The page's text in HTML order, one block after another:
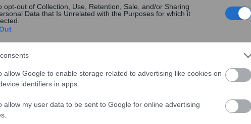
opt-out of Collection, Use, Retention, Sale, and/or Sharing
Data that Is Unrelated with the Purposes for which it
allow Google to enable storage related to advertising like cookies on
identifiers in apps.
allow my user data to be sent to Google for online advertising